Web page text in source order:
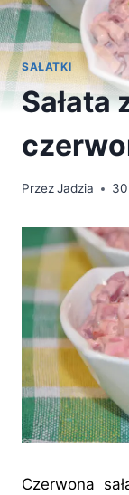
SAŁATKI
Sałata
PrzezJadzia
Czerwona